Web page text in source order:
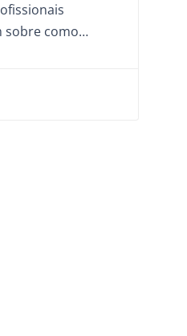
sobre como…